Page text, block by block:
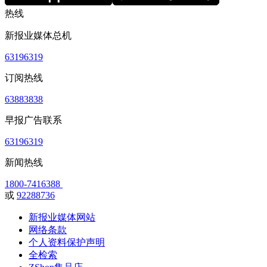
热线
新报业媒体总机
63196319
订阅热线
63883838
早报广告联系
63196319
新闻热线
1800-7416388
或 92288736
新报业媒体网站
网络条款
个人资料保护声明
全检索